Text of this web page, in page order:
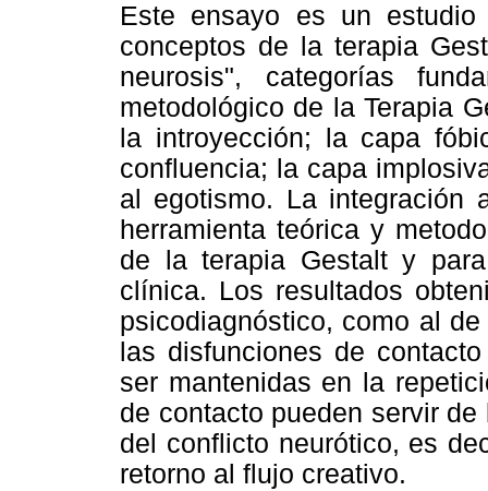
Este ensayo es un
conceptos de la terapia
neurosis", categorías
metodológico de la Terapia
la introyección; la capa
confluencia; la capa
al egotismo. La integración
herramienta teórica y
de la terapia Gestalt y
clínica. Los resultados
psicodiagnóstico, como al
las disfunciones de
ser mantenidas en la
de contacto pueden servir
del conflicto neurótico, es
retorno al flujo creativo.